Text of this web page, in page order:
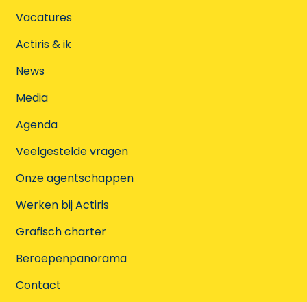
Vacatures
Actiris & ik
News
Media
Agenda
Veelgestelde vragen
Onze agentschappen
Werken bij Actiris
Grafisch charter
Beroepenpanorama
Contact